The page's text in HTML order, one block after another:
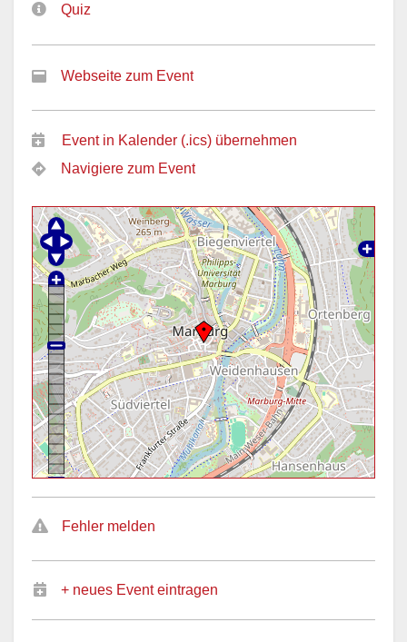
Quiz
Webseite zum Event
Event in Kalender (.ics) übernehmen
Navigiere zum Event
Fehler melden
+ neues Event eintragen